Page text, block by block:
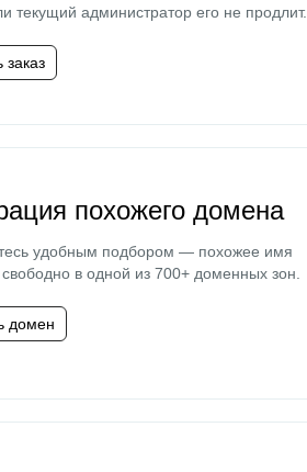
текущий администратор его не продлит.
похожего домена
удобным подбором — похожее имя
в одной из 700+ доменных зон.
домен